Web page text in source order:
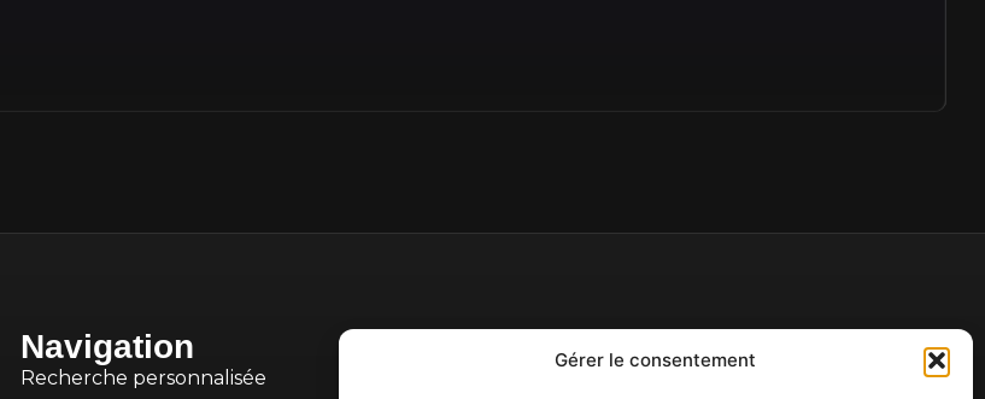
Gérer le consentement
Navigation
Recherche personnalisée
Pages légales